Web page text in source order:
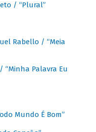
/ “Plural”
Rabello / “Meia
“Minha Palavra Eu
Mundo É Bom”